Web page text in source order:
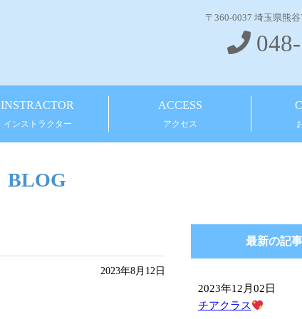
〒360-0037 埼玉県熊
INSTRACTOR
インストラクター
ACCESS
アクセス
BLOG
2023年8月12日
最新の記事
2023年12月02日
チアクラス